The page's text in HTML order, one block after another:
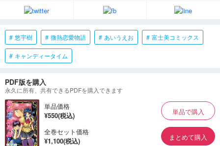
悠宇樹 微熱恋愛物語 あいうえお 富士美コミックス
キャンディータイム
PDF版を購入
永久に所有、共有できるPDFを購入できます
単品価格
¥550(税込)
単品で購入
全巻セット価格
¥1,100(税込)
まとめて購入